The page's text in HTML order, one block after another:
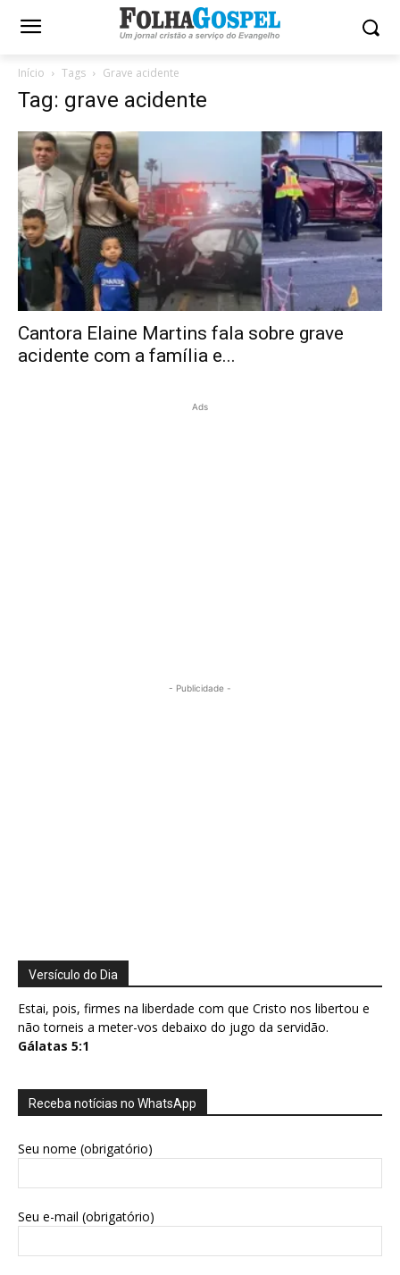
Início Tags Grave acidente
Tag: grave acidente
Cantora Elaine Martins fala sobre grave
acidente com a família e...
Ads
- Publicidade -
Versículo do Dia
Estai, pois, firmes na liberdade com que Cristo nos libertou e
não torneis a meter-vos debaixo do jugo da servidão.
Gálatas 5:1
Receba notícias no WhatsApp
Seu nome (obrigatório)
Seu e-mail (obrigatório)